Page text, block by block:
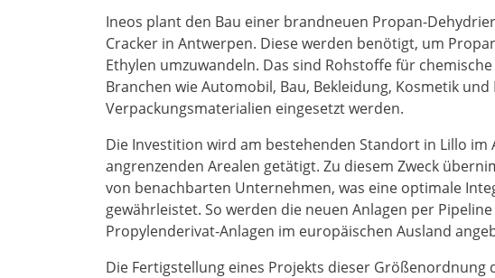
Ineos plant den Bau einer brandneuen Propan-
Cracker in Antwerpen. Diese werden benötigt, um
Ethylen umzuwandeln. Das sind Rohstoffe für
Branchen wie Automobil, Bau, Bekleidung, Kosmetik
Verpackungsmaterialien eingesetzt werden.
Die Investition wird am bestehenden Standort in Lillo
angrenzenden Arealen getätigt. Zu diesem Zweck
von benachbarten Unternehmen, was eine optimale
gewährleistet. So werden die neuen Anlagen per
Propylenderivat-Anlagen im europäischen Ausland
Die Fertigstellung eines Projekts dieser Größenordnung